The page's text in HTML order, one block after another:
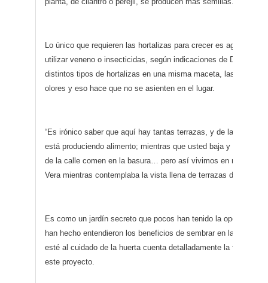
Lo único que requieren las hortalizas para crecer es agua, ya
utilizar veneno o insecticidas, según indicaciones de
distintos tipos de hortalizas en una misma maceta, las plagas
olores y eso hace que no se asienten en el lugar.
“Es irónico saber que aquí hay tantas terrazas, y de las que se
está produciendo alimento; mientras que usted baja y se va
de la calle comen en la basura… pero así vivimos en nuestra
Vera mientras contemplaba la vista llena de terrazas
Es como un jardín secreto que pocos han tenido la oportunidad
han hecho entendieron los beneficios de sembrar en la urbe,
esté al cuidado de la huerta cuenta detalladamente la forma
este proyecto.